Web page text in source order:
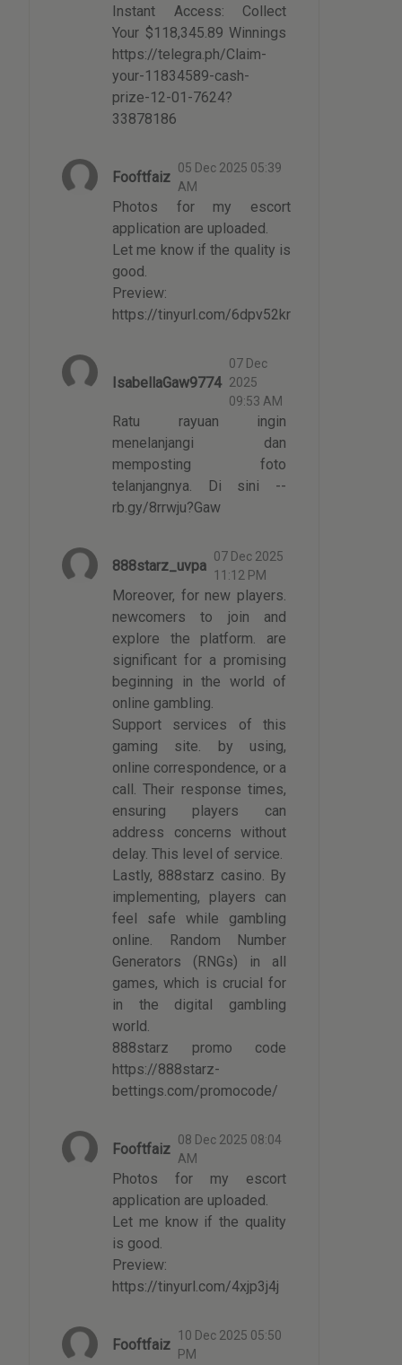
Instant Access: Collect
Your $118,345.89 Winnings
https://telegra.ph/Claim-
your-11834589-cash-
prize-12-01-7624?
33878186
Fooftfaiz
05 Dec 2025 05:39
AM
Photos for my escort
application are uploaded.
Let me know if the quality is
good.
Preview:
https://tinyurl.com/6dpv52kr
IsabellaGaw9774
07 Dec
2025
09:53 AM
Ratu rayuan ingin
menelanjangi dan
memposting foto
telanjangnya. Di sini --
rb.gy/8rrwju?Gaw
888starz_uvpa
07 Dec 2025
11:12 PM
Moreover, for new players.
newcomers to join and
explore the platform. are
significant for a promising
beginning in the world of
online gambling.
Support services of this
gaming site. by using,
online correspondence, or a
call. Their response times,
ensuring players can
address concerns without
delay. This level of service.
Lastly, 888starz casino. By
implementing, players can
feel safe while gambling
online. Random Number
Generators (RNGs) in all
games, which is crucial for
in the digital gambling
world.
888starz promo code
https://888starz-
bettings.com/promocode/
Fooftfaiz
08 Dec 2025 08:04
AM
Photos for my escort
application are uploaded.
Let me know if the quality
is good.
Preview:
https://tinyurl.com/4xjp3j4j
Fooftfaiz
10 Dec 2025 05:50
PM